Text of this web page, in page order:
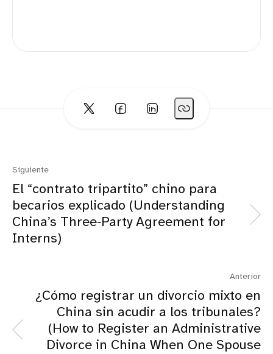
Siguiente
El “contrato tripartito” chino para
becarios explicado (Understanding
China’s Three‑Party Agreement for
Interns)
Anterior
¿Cómo registrar un divorcio mixto en
China sin acudir a los tribunales?
(How to Register an Administrative
Divorce in China When One Spouse